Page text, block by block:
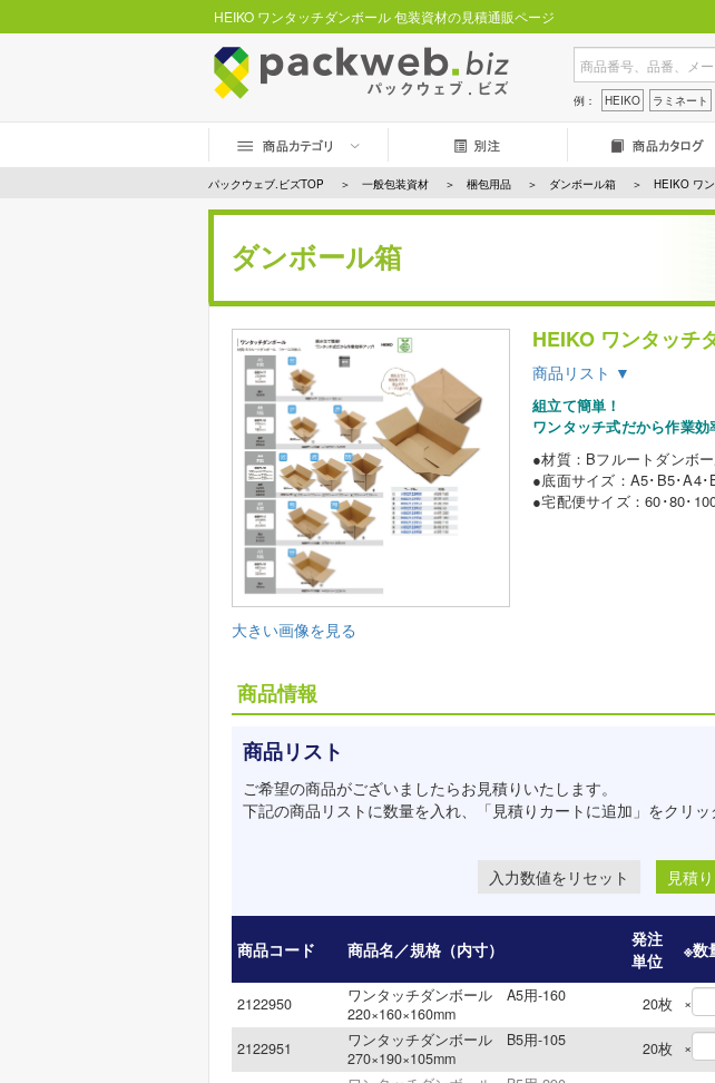
HEIKO ワンタッチダンボール 包装資材の見積通販ページ
例： HEIKO ラミネート
パックウェブ.ビズTOP 一般包装資材 梱包用品 ダンボール箱 HEIKO ワ
ダンボール箱
大きい画像を見る
HEIKO ワンタッチ
商品リスト ▼
組立て簡単！
ワンタッチ式だから作業効
●材質：Bフルートダンボ
●底面サイズ：A5･B5･A4･
●宅配便サイズ：60･80･
商品情報
商品リスト
ご希望の商品がございましたらお見積りいたします。
下記の商品リストに数量を入れ、「見積りカートに追加」をクリッ
見積
商品コード 商品名／規格（内寸）
発注
単位
※数
2122950
ワンタッチダンボール A5用-160
220×160×160mm
20枚 ×
2122951
ワンタッチダンボール B5用-105
270×190×105mm
20枚 ×